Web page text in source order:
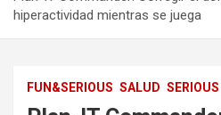
hiperactividad mientras se juega
FUN&SERIOUS SALUD